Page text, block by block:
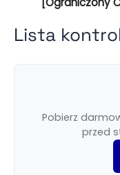
Lista
Pobierz
przed